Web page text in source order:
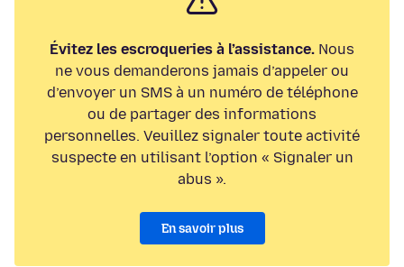
Évitez les escroqueries à l’assistance. Nous
ne vous demanderons jamais d’appeler ou
d’envoyer un SMS à un numéro de téléphone
ou de partager des informations
personnelles. Veuillez signaler toute activité
suspecte en utilisant l’option « Signaler un
abus ».
En savoir plus